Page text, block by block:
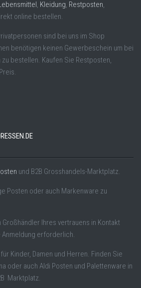
, Kleidung, Restposten,
online bestellen.
sind bei uns im Shop
benötigen keinen Gewerbeschein um bei
bestellen. Kaufen Sie Restposten,
und B2B Grosshandels-Marktplatz.
Posten oder auch Markenware zu
Ihres vertrauens in Kontakt
erforderlich.
Kinder, Damen und Herren. Finden Sie
oder auch Aldi Posten und Palettenware in
Marktplatz.